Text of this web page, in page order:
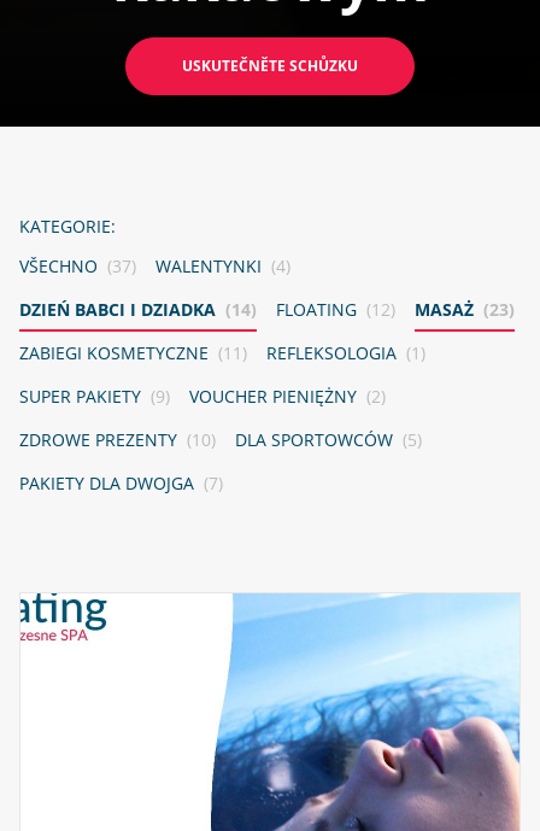
USKUTEČNĚTE SCHŮZKU
KATEGORIE:
VŠECHNO (37) WALENTYNKI (4)
DZIEŃ BABCI I DZIADKA (14) FLOATING (12) MASAŻ (23)
ZABIEGI KOSMETYCZNE (11) REFLEKSOLOGIA (1)
SUPER PAKIETY (9) VOUCHER PIENIĘŻNY (2)
ZDROWE PREZENTY (10) DLA SPORTOWCÓW (5)
PAKIETY DLA DWOJGA (7)